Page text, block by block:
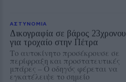
ΑΣΤΥΝΟΜΙΑ
Δικογραφία σε βάρος 23χρονου
για τροχαίο στην Πέτρα
Το αυτοκίνητο προσέκρουσε σε
περίφραξη και προστατευτικές
μπάρες – Ο οδηγός φέρεται να
εγκατέλειψε το σημείο